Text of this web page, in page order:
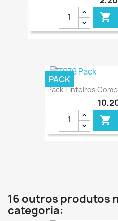

Pack Tinteiros

PACK
16 outros produtos
categoria: